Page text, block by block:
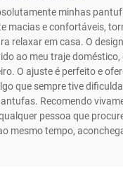
minhas
macias e confortáveis,
relaxar em casa. O
ao meu traje doméstico,
O ajuste é perfeito e
que sempre tive
Recomendo
pessoa que
mesmo tempo,